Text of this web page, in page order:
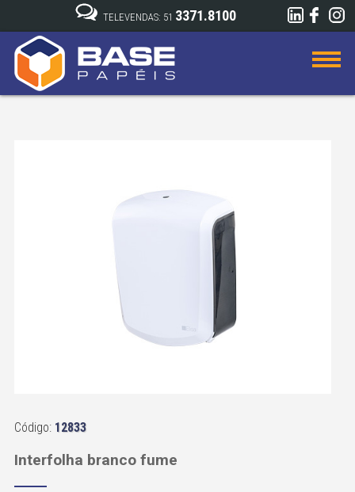
TELEVENDAS: 51 3371.8100
Código: 12833
Interfolha branco fume